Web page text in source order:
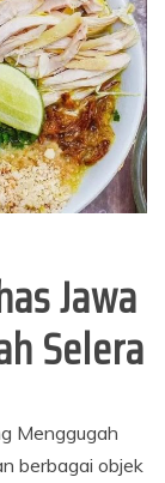
Jawa
Selera
Menggugah
berbagai objek